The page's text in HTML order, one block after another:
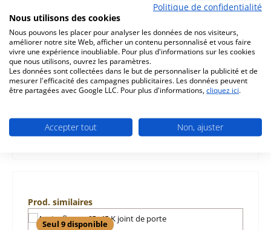
Description
d‘origine pierre latérale gauche arrière pour le insert
Austroflamm 65x45 K Austroflamm 65x45 K pierre
latérale gauche arri…Plus
Caractéristiques
Informations sur la sécurité du produit
Ignorer la galerie de produits
Prod. similaires
Seul 9 disponible
Politique de confidentialité
Nous utilisons des cookies
Nous pouvons les placer pour analyser les données de nos visiteurs,
améliorer notre site Web, afficher un contenu personnalisé et vous faire
vivre une expérience inoubliable. Pour plus d'informations sur les cookies
que nous utilisons, ouvrez les paramètres.
Les données sont collectées dans le but de personnaliser la publicité et de
mesurer l'efficacité des campagnes publicitaires. Les données peuvent
être partagées avec Google LLC. Pour plus d'informations, cliquez ici.
Accepter tout Non, ajuster